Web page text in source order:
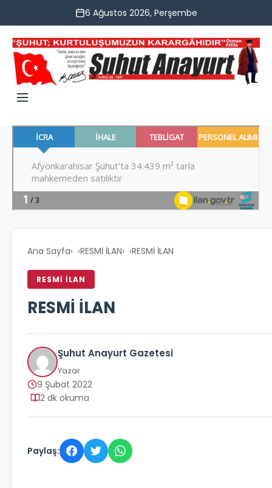
6 Ağustos 2026, Perşembe
Ana Sayfa› RESMİ İLAN› RESMİ İLAN
RESMİ İLAN
RESMİ İLAN
Şuhut Anayurt Gazetesi
Yazar
9 Şubat 2022
2 dk okuma
Paylaş: